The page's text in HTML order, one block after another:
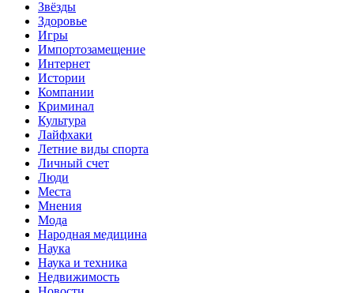
Звёзды
Здоровье
Игры
Импортозамещение
Интернет
Истории
Компании
Криминал
Культура
Лайфхаки
Летние виды спорта
Личный счет
Люди
Места
Мнения
Мода
Народная медицина
Наука
Наука и техника
Недвижимость